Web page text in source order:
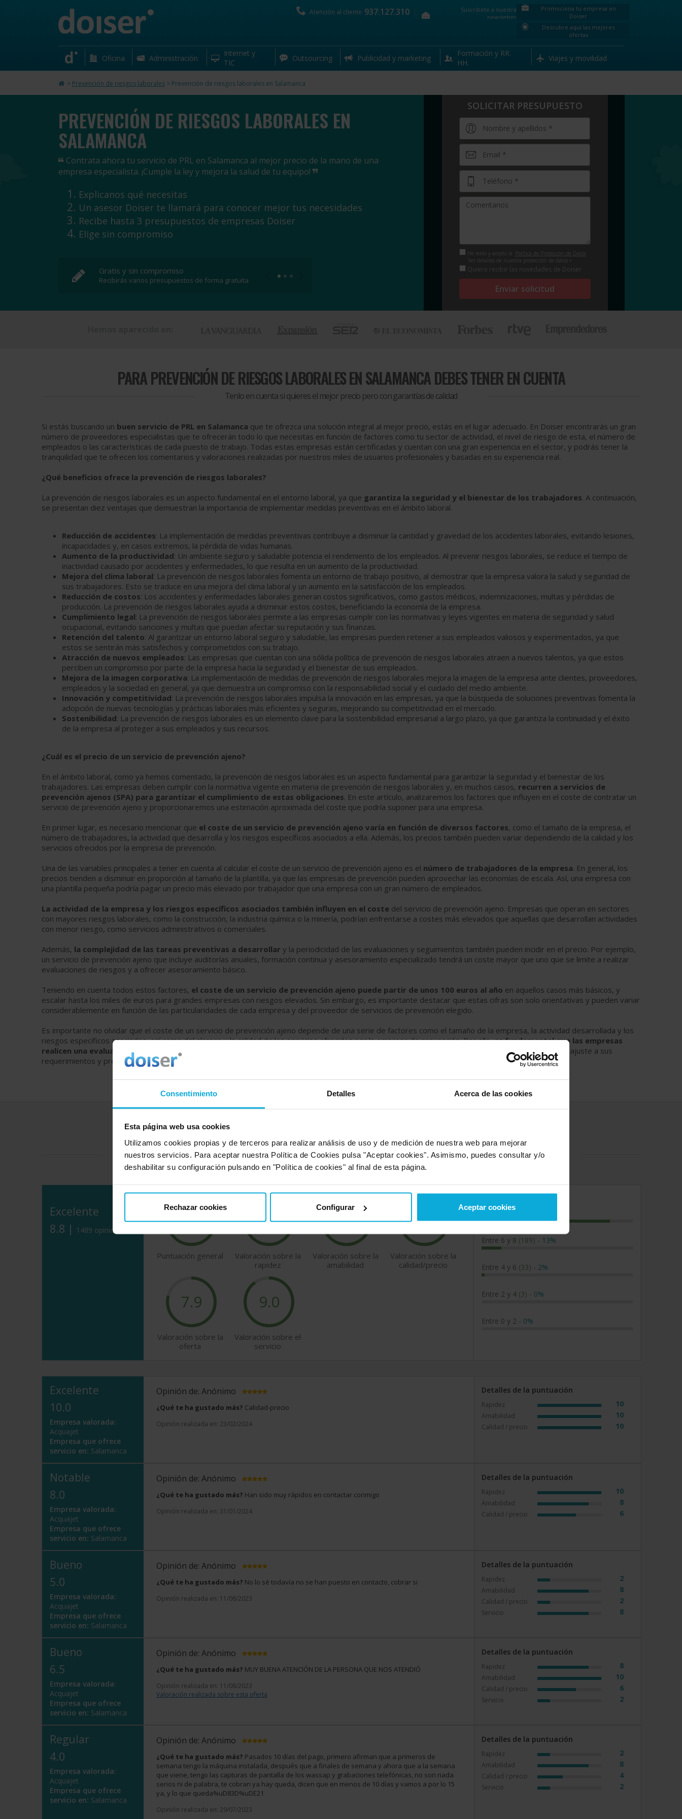
Consentimiento Detalles Acerca de las cookies
Esta página web usa cookies
Utilizamos cookies propias y de terceros para realizar análisis de uso y de medición de nuestra web para mejorar
nuestros servicios. Para aceptar nuestra Política de Cookies pulsa "Aceptar cookies". Asimismo, puedes consultar y/o
deshabilitar su configuración pulsando en "Política de cookies" al final de esta página.
Rechazar cookies Configurar Aceptar cookies
Atención al cliente 937.127.310
Suscríbete a nuestra
newsletter
Promociona tu empresa en
Doiser
Descubre aquí las mejores
ofertas
Oficina Administración
Internet y
TIC
Outsourcing Publicidad y marketing
Formación y RR.
HH.
Viajes y movilidad
> Prevención de riesgos laborales> Prevención de riesgos laborales en Salamanca
SOLICITAR PRESUPUESTO
He leído y acepto la Política de Protección de Datos
Ver detalles de nuestra protección de datos +
Quiero recibir las novedades de Doiser
Enviar solicitud
PREVENCIÓN DE RIESGOS LABORALES EN
SALAMANCA
Contrata ahora tu servicio de PRL en Salamanca al mejor precio de la mano de una
empresa especialista. ¡Cumple la ley y mejora la salud de tu equipo!
Explicanos qué necesitas
Un asesor Doiser te llamará para conocer mejor tus necesidades
Recibe hasta 3 presupuestos de empresas Doiser
Elige sin compromiso
Gratis y sin compromiso
Recibirás varios presupuestos de forma gratuita
PARAPREVENCIÓN DE RIESGOS LABORALES EN SALAMANCA DEBES TENER EN CUENTA
Tenlo en cuenta si quieres el mejor precio pero con garantías de calidad
Si estás buscando un buen servicio de PRL en Salamanca que te ofrezca una solución integral al mejor precio, estás en el lugar adecuado. En Doiser encontrarás un gran
número de proveedores especialistas que te ofrecerán todo lo que necesitas en función de factores como tu sector de actividad, el nivel de riesgo de esta, el número de
empleados o las características de cada puesto de trabajo. Todas estas empresas están certificadas y cuentan con una gran experiencia en el sector, y podrás tener la
tranquilidad que te ofrecen los comentarios y valoraciones realizadas por nuestros miles de usuarios profesionales y basadas en su experiencia real.
¿Qué beneficios ofrece la prevención de riesgos laborales?
La prevención de riesgos laborales es un aspecto fundamental en el entorno laboral, ya que garantiza la seguridad y el bienestar de los trabajadores. A continuación,
se presentan diez ventajas que demuestran la importancia de implementar medidas preventivas en el ámbito laboral.
Reducción de accidentes: La implementación de medidas preventivas contribuye a disminuir la cantidad y gravedad de los accidentes laborales, evitando lesiones,
incapacidades y, en casos extremos, la pérdida de vidas humanas.
Aumento de la productividad: Un ambiente seguro y saludable potencia el rendimiento de los empleados. Al prevenir riesgos laborales, se reduce el tiempo de
inactividad causado por accidentes y enfermedades, lo que resulta en un aumento de la productividad.
Mejora del clima laboral: La prevención de riesgos laborales fomenta un entorno de trabajo positivo, al demostrar que la empresa valora la salud y seguridad de
sus trabajadores. Esto se traduce en una mejora del clima laboral y un aumento en la satisfacción de los empleados.
Reducción de costos: Los accidentes y enfermedades laborales generan costos significativos, como gastos médicos, indemnizaciones, multas y pérdidas de
producción. La prevención de riesgos laborales ayuda a disminuir estos costos, beneficiando la economía de la empresa.
Cumplimiento legal: La prevención de riesgos laborales permite a las empresas cumplir con las normativas y leyes vigentes en materia de seguridad y salud
ocupacional, evitando sanciones y multas que puedan afectar su reputación y sus finanzas.
Retención del talento: Al garantizar un entorno laboral seguro y saludable, las empresas pueden retener a sus empleados valiosos y experimentados, ya que
estos se sentirán más satisfechos y comprometidos con su trabajo.
Atracción de nuevos empleados: Las empresas que cuentan con una sólida política de prevención de riesgos laborales atraen a nuevos talentos, ya que estos
perciben un compromiso por parte de la empresa hacia la seguridad y el bienestar de sus empleados.
Mejora de la imagen corporativa: La implementación de medidas de prevención de riesgos laborales mejora la imagen de la empresa ante clientes, proveedores,
empleados y la sociedad en general, ya que demuestra un compromiso con la responsabilidad social y el cuidado del medio ambiente.
Innovación y competitividad: La prevención de riesgos laborales impulsa la innovación en las empresas, ya que la búsqueda de soluciones preventivas fomenta la
adopción de nuevas tecnologías y prácticas laborales más eficientes y seguras, mejorando su competitividad en el mercado.
Sostenibilidad: La prevención de riesgos laborales es un elemento clave para la sostenibilidad empresarial a largo plazo, ya que garantiza la continuidad y el éxito
de la empresa al proteger a sus empleados y sus recursos.
¿Cuál es el precio de un servicio de prevención ajeno?
En el ámbito laboral, como ya hemos comentado, la prevención de riesgos laborales es un aspecto fundamental para garantizar la seguridad y el bienestar de los
trabajadores. Las empresas deben cumplir con la normativa vigente en materia de prevención de riesgos laborales y, en muchos casos, recurren a servicios de
prevención ajenos (SPA) para garantizar el cumplimiento de estas obligaciones. En este artículo, analizaremos los factores que influyen en el coste de contratar un
servicio de prevención ajeno y proporcionaremos una estimación aproximada del coste que podría suponer para una empresa.
En primer lugar, es necesario mencionar que el coste de un servicio de prevención ajeno varía en función de diversos factores, como el tamaño de la empresa, el
número de trabajadores, la actividad que desarrolla y los riesgos específicos asociados a ella. Además, los precios también pueden variar dependiendo de la calidad y los
servicios ofrecidos por la empresa de prevención.
Una de las variables principales a tener en cuenta al calcular el coste de un servicio de prevención ajeno es el número de trabajadores de la empresa. En general, los
precios tienden a disminuir en proporción al tamaño de la plantilla, ya que las empresas de prevención pueden aprovechar las economías de escala. Así, una empresa con
una plantilla pequeña podría pagar un precio más elevado por trabajador que una empresa con un gran número de empleados.
La actividad de la empresa y los riesgos específicos asociados también influyen en el coste del servicio de prevención ajeno. Empresas que operan en sectores
con mayores riesgos laborales, como la construcción, la industria química o la minería, podrían enfrentarse a costes más elevados que aquellas que desarrollan actividades
con menor riesgo, como servicios administrativos o comerciales.
Además, la complejidad de las tareas preventivas a desarrollar y la periodicidad de las evaluaciones y seguimientos también pueden incidir en el precio. Por ejemplo,
un servicio de prevención ajeno que incluye auditorías anuales, formación continua y asesoramiento especializado tendrá un coste mayor que uno que se limite a realizar
evaluaciones de riesgos y a ofrecer asesoramiento básico.
Teniendo en cuenta todos estos factores, el coste de un servicio de prevención ajeno puede partir de unos 100 euros al año en aquellos casos más básicos, y
escalar hasta los miles de euros para grandes empresas con riesgos elevados. Sin embargo, es importante destacar que estas cifras son solo orientativas y pueden variar
considerablemente en función de las particularidades de cada empresa y del proveedor de servicios de prevención elegido.
Es importante no olvidar que el coste de un servicio de prevención ajeno depende de una serie de factores como el tamaño de la empresa, la actividad desarrollada y los
riesgos específicos asociados, así como del alcance y la calidad de los servicios ofrecidos por la empresa de prevención. Por ello,es fundamental que las empresas
realicen una evaluación detallada de sus necesidades
y consideren diferentes opciones antes de contratar un servicio de prevención ajeno que se ajuste a sus
requerimientos y presupuesto.
VALORACIONES DE NUESTROS USUARIOS
Descubre lo que dicen nuestros usuarios sobre las empresas Doiser que ofrecenprevención de riesgos laborales en Salamanca
Excelente
8.8 |
1489 opiniones 8.8
Puntuación general
9.3
Valoración sobre la
rapidez
9.4
Valoración sobre la
amabilidad
8.6
Valoración sobre la
calidad/precio
7.9
Valoración sobre la
oferta
9.0
Valoración sobre el
servicio
Entre 8 y 10
Entre 6 y 8 (189) - 13%
Entre 4 y 6 (33) - 2%
Entre 2 y 4 (3) - 0%
Entre 0 y 2 - 0%
Excelente
10.0
Empresa valorada:
Acquajet
Empresa que ofrece
servicio en: Salamanca
Opinión de: Anónimo
¿Qué te ha gustado más? Calidad-precio
Opinión realizada en: 23/02/2024
Detalles de la puntuación
Rapidez 10
Amabilidad 10
Calidad / precio 10
Notable
8.0
Empresa valorada:
Acquajet
Empresa que ofrece
servicio en: Salamanca
Opinión de: Anónimo
¿Qué te ha gustado más? Han sido muy rápidos en contactar conmigo
Opinión realizada en: 31/01/2024
Detalles de la puntuación
Rapidez 10
Amabilidad 8
Calidad / precio 6
Bueno
5.0
Empresa valorada:
Acquajet
Empresa que ofrece
servicio en: Salamanca
Opinión de: Anónimo
¿Qué te ha gustado más? No lo sé todavía no se han puesto en contacto, cobrar si
Opinión realizada en: 11/08/2023
Detalles de la puntuación
Rapidez 2
Amabilidad 8
Calidad / precio 2
Servicio 8
Bueno
6.5
Empresa valorada:
Acquajet
Empresa que ofrece
servicio en: Salamanca
Opinión de: Anónimo
¿Qué te ha gustado más? MUY BUENA ATENCIÓN DE LA PERSONA QUE NOS ATENDIÓ
Opinión realizada en: 11/08/2023
Valoración realizada sobre esta oferta
Detalles de la puntuación
Rapidez 8
Amabilidad 10
Calidad / precio 6
Servicio 2
Regular
4.0
Empresa valorada:
Acquajet
Empresa que ofrece
servicio en: Salamanca
Opinión de: Anónimo
¿Qué te ha gustado más? Pasados 10 días del pago, primero afirman que a primeros de
semana tengo la máquina instalada, después que a finales de semana y ahora que a la semana
que viene, tengo las capturas de pantalla de los wassap y grabaciones telefónicas, no son nada
serios ni de palabra, te cobran ya hay queda, dicen que en menos de 10 días y vamos a por lo 15
ya, y lo que queda%uD83D%uDE21
Opinión realizada en: 29/07/2023
Detalles de la puntuación
Rapidez 2
Amabilidad 8
Calidad / precio 4
Servicio 2